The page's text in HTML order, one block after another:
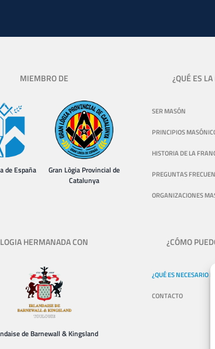
MIEMBRO DE
de España
Gran Lògia Provincial de
Catalunya
LOGIA HERMANADA CON
de Barnewall & Kingsland
¿QUÉ ES
SER MASÓN
PRINCIPIOS
HISTORIA DE LA
PREGUNTAS
ORGANIZACIONES
¿CÓMO
¿QUÉ ES NECESARIO
CONTACTO